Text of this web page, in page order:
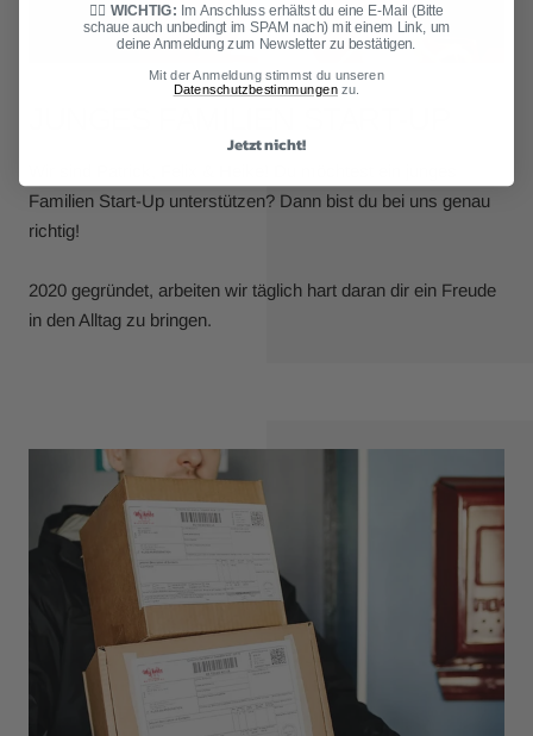
Familien Start-Up unterstützen? Dann bist du bei uns genau
richtig!
2020 gegründet, arbeiten wir täglich hart daran dir ein Freude
in den Alltag zu bringen.
👆🏻 WICHTIG: Im Anschluss erhältst du eine E-Mail (Bitte
schaue auch unbedingt im SPAM nach) mit einem Link, um
deine Anmeldung zum Newsletter zu bestätigen.
Mit der Anmeldung stimmst du unseren
Datenschutzbestimmungen zu.
Jetzt nicht!